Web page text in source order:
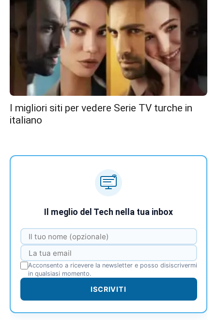
I migliori siti per vedere Serie TV turche in
italiano
Il meglio del Tech nella tua inbox
Acconsento a ricevere la newsletter e posso disiscrivermi
in qualsiasi momento.
ISCRIVITI